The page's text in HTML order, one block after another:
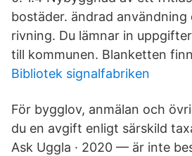
bostäder. ändrad användning
rivning. Du lämnar in
till kommunen. Blanketten
Bibliotek signalfabriken
För bygglov, anmälan och
du en avgift enligt särskild
Ask Uggla · 2020 — är inte